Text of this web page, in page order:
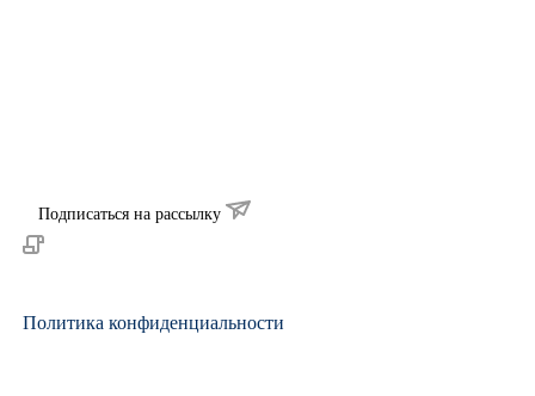
Подписаться на рассылку
Политика конфиденциальности